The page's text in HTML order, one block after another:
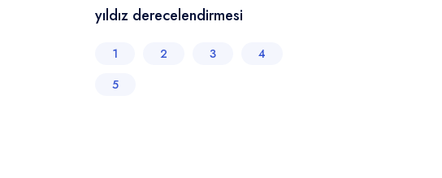
yıldız derecelendirmesi
1 2 3
4
5